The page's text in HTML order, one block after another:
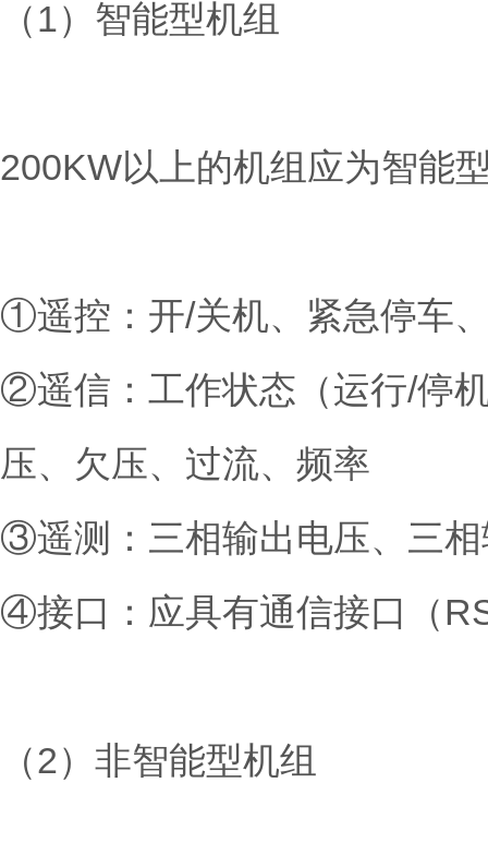
（1）智能型机组
200KW以上的机组应为智能
①遥控：开/关机、紧急停车
②遥信：工作状态（运行/停
压、欠压、过流、频率
③遥测：三相输出电压、三
④接口：应具有通信接口（
（2）非智能型机组